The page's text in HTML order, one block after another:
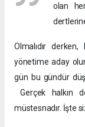
olan
Olmalıdır
yönetime aday
gün bu gündür
Gerçek halkın
müstesnadır. İşte